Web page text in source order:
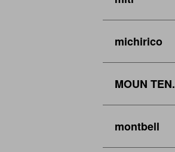
michirico
MOUN TEN.
montbell